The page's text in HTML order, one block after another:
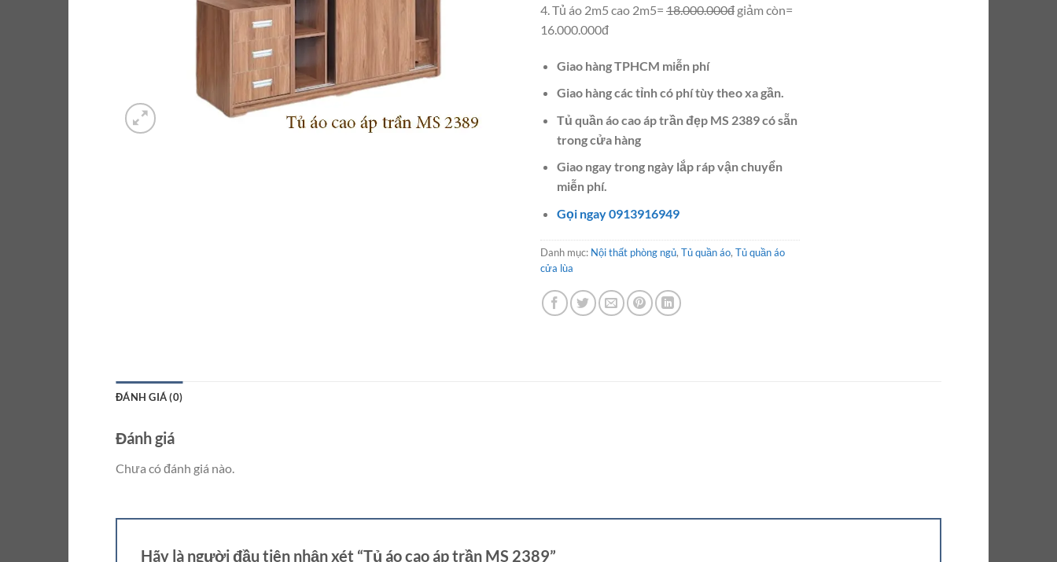
4. Tủ áo 2m5 cao 2m5= 18.000.000đ giảm còn=
16.000.000đ
Giao hàng TPHCM miễn phí
Giao hàng các tỉnh có phí tùy theo xa gần.
Tủ quần áo cao áp trần đẹp MS 2389 có sẵn
trong cửa hàng
Giao ngay trong ngày lắp ráp vận chuyển
miễn phí.
Gọi ngay 0913916949
Danh mục: Nội thất phòng ngủ, Tủ quần áo, Tủ quần áo
cửa lùa
ĐÁNH GIÁ (0)
Đánh giá
Chưa có đánh giá nào.
Hãy là người đầu tiên nhận xét “Tủ áo cao áp trần MS 2389”